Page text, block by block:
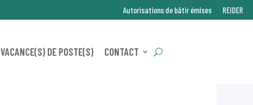
Autorisations de bâtir émises REIDER
VACANCE(S) DE POSTE(S) CONTACT